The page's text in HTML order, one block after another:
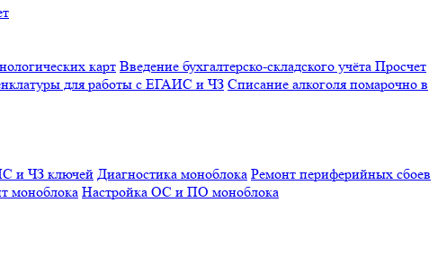
карт Введение бухгалтерско-складского учёта Просчет
для работы с ЕГАИС и ЧЗ Списание алкоголя помарочно в
и ЧЗ ключей Диагностика моноблока Ремонт периферийных сбоев
моноблока Настройка ОС и ПО моноблока